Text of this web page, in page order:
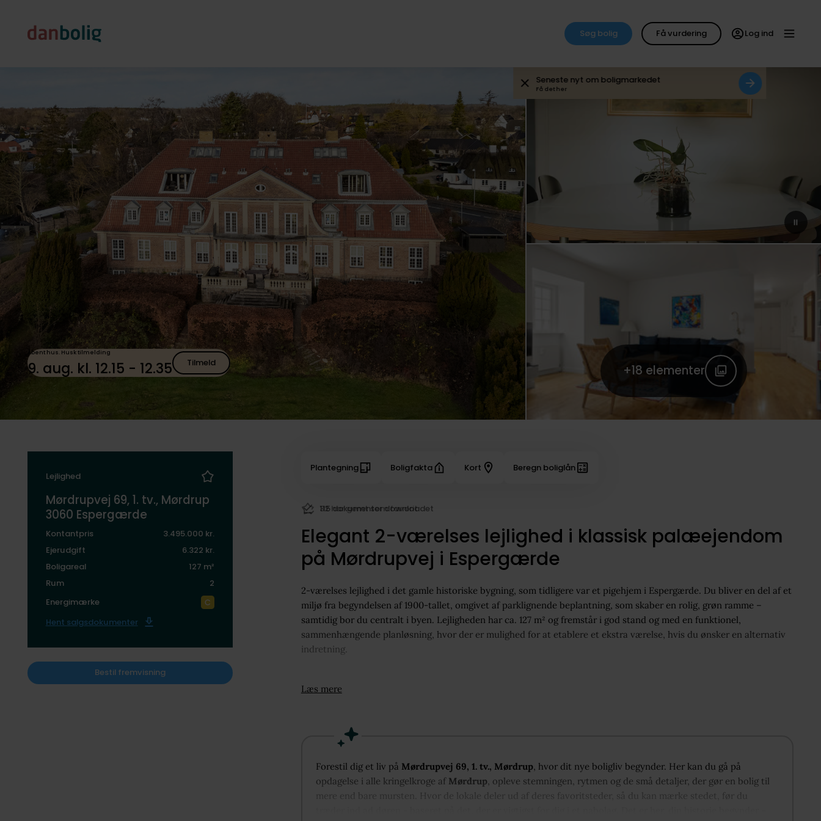
Søg bolig Få vurdering Log ind
Seneste nyt om boligmarkedet
Få det her
+18 elementer
Åbent hus. Husk tilmelding
9. aug. kl. 12.15 - 12.35 Tilmeld
Lejlighed
Mørdrupvej 69, 1. tv., Mørdrup
3060 Espergærde
Kontantpris
3.495.000 kr.
Ejerudgift
6.322 kr.
Boligareal
127 m²
Rum
2
Energimærke
Hent salgsdokumenter
Bestil fremvisning
Plantegning Boligfakta Kort Beregn boliglån
32 har gemt som favorit
Elegant 2-værelses lejlighed i klassisk palæejendom
på Mørdrupvej i Espergærde
2-værelses lejlighed i det gamle historiske bygning, som tidligere var et pigehjem i Espergærde. Du bliver en del af et
miljø fra begyndelsen af 1900-tallet, omgivet af parklignende beplantning, som skaber en rolig, grøn ramme –
samtidig bor du centralt i byen. Lejligheden har ca. 127 m² og fremstår i god stand og med en funktionel,
sammenhængende planløsning, hvor der er mulighed for at etablere et ekstra værelse, hvis du ønsker en alternativ
indretning.
opholdsrum. Her er god plads til både sofaafdeling og spisebord til hverdag og gæster. Vinduer mod syd giver et
langs væggene samt over- og underskabe giver gode arbejdsforhold til både daglig madlavning og større
arrangementer. Den korte afstand til spiseafdelingen gør servering enkel og hverdagen overskuelig.
Læs mere
Forestil dig et liv på Mørdrupvej 69, 1. tv., Mørdrup, hvor dit nye boligliv begynder. Her kan du gå på
opdagelse i alle kringelkroge af Mørdrup, opleve stemningen, rytmen og de små detaljer, der gør en bolig til
mere end bare mursten. Hvor de lokale deler ud af deres favoritsteder, så du kan mærke stedet, før du